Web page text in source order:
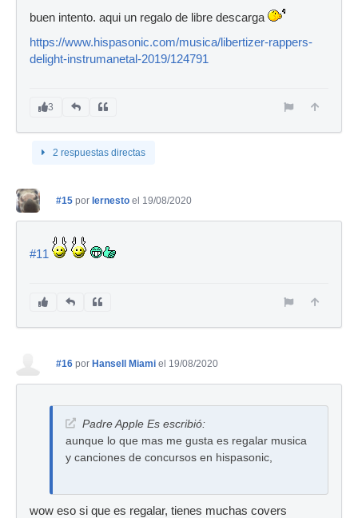
buen intento. aqui un regalo de libre descarga
https://www.hispasonic.com/musica/libertizer-rappers-
delight-instrumanetal-2019/124791
3
2 respuestas directas
#15 por Iernesto el 19/08/2020
#11
#16 por Hansell Miami el 19/08/2020
Padre Apple Es escribió:
aunque lo que mas me gusta es regalar musica
y canciones de concursos en hispasonic,
wow eso si que es regalar, tienes muchas covers